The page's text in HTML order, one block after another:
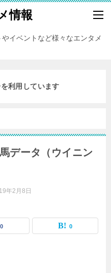
情報
イベントなど様々なエンタメ
利用しています
データ（ウイニン
年2月8日
0 0